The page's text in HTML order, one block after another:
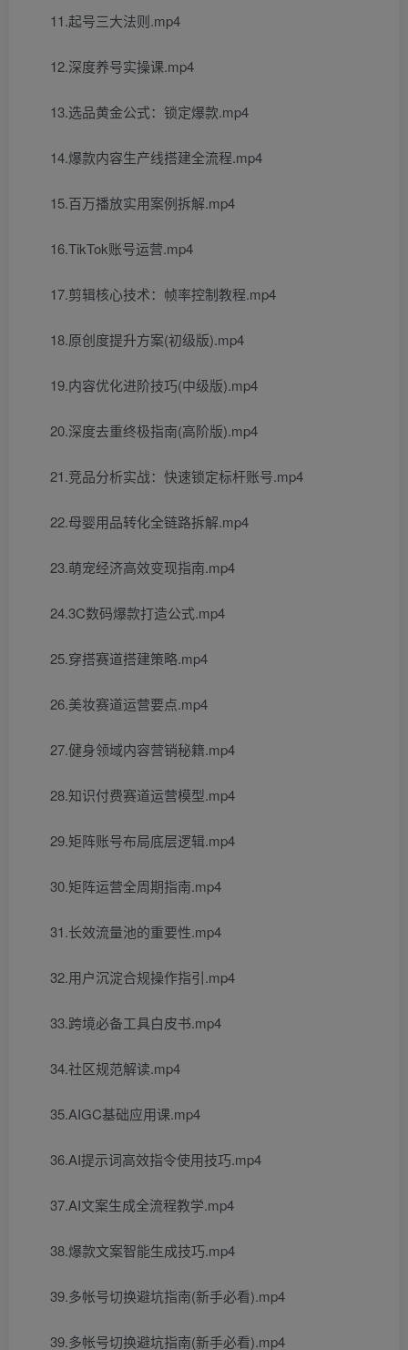
11.起号三大法则.mp4
12.深度养号实操课.mp4
13.选品黄金公式：锁定爆款.mp4
14.爆款内容生产线搭建全流程.mp4
15.百万播放实用案例拆解.mp4
16.TikTok账号运营.mp4
17.剪辑核心技术：帧率控制教程.mp4
18.原创度提升方案(初级版).mp4
19.内容优化进阶技巧(中级版).mp4
20.深度去重终极指南(高阶版).mp4
21.竞品分析实战：快速锁定标杆账号.mp4
22.母婴用品转化全链路拆解.mp4
23.萌宠经济高效变现指南.mp4
24.3C数码爆款打造公式.mp4
25.穿搭赛道搭建策略.mp4
26.美妆赛道运营要点.mp4
27.健身领域内容营销秘籍.mp4
28.知识付费赛道运营模型.mp4
29.矩阵账号布局底层逻辑.mp4
30.矩阵运营全周期指南.mp4
31.长效流量池的重要性.mp4
32.用户沉淀合规操作指引.mp4
33.跨境必备工具白皮书.mp4
34.社区规范解读.mp4
35.AIGC基础应用课.mp4
36.AI提示词高效指令使用技巧.mp4
37.AI文案生成全流程教学.mp4
38.爆款文案智能生成技巧.mp4
39.多帐号切换避坑指南(新手必看).mp4
39.多帐号切换避坑指南(新手必看).mp4